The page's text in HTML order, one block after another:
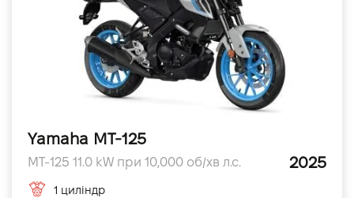
Yamaha MT-125
MT-125 11.0 kW при 10,000 об/хв л.с. 2025
1 циліндр